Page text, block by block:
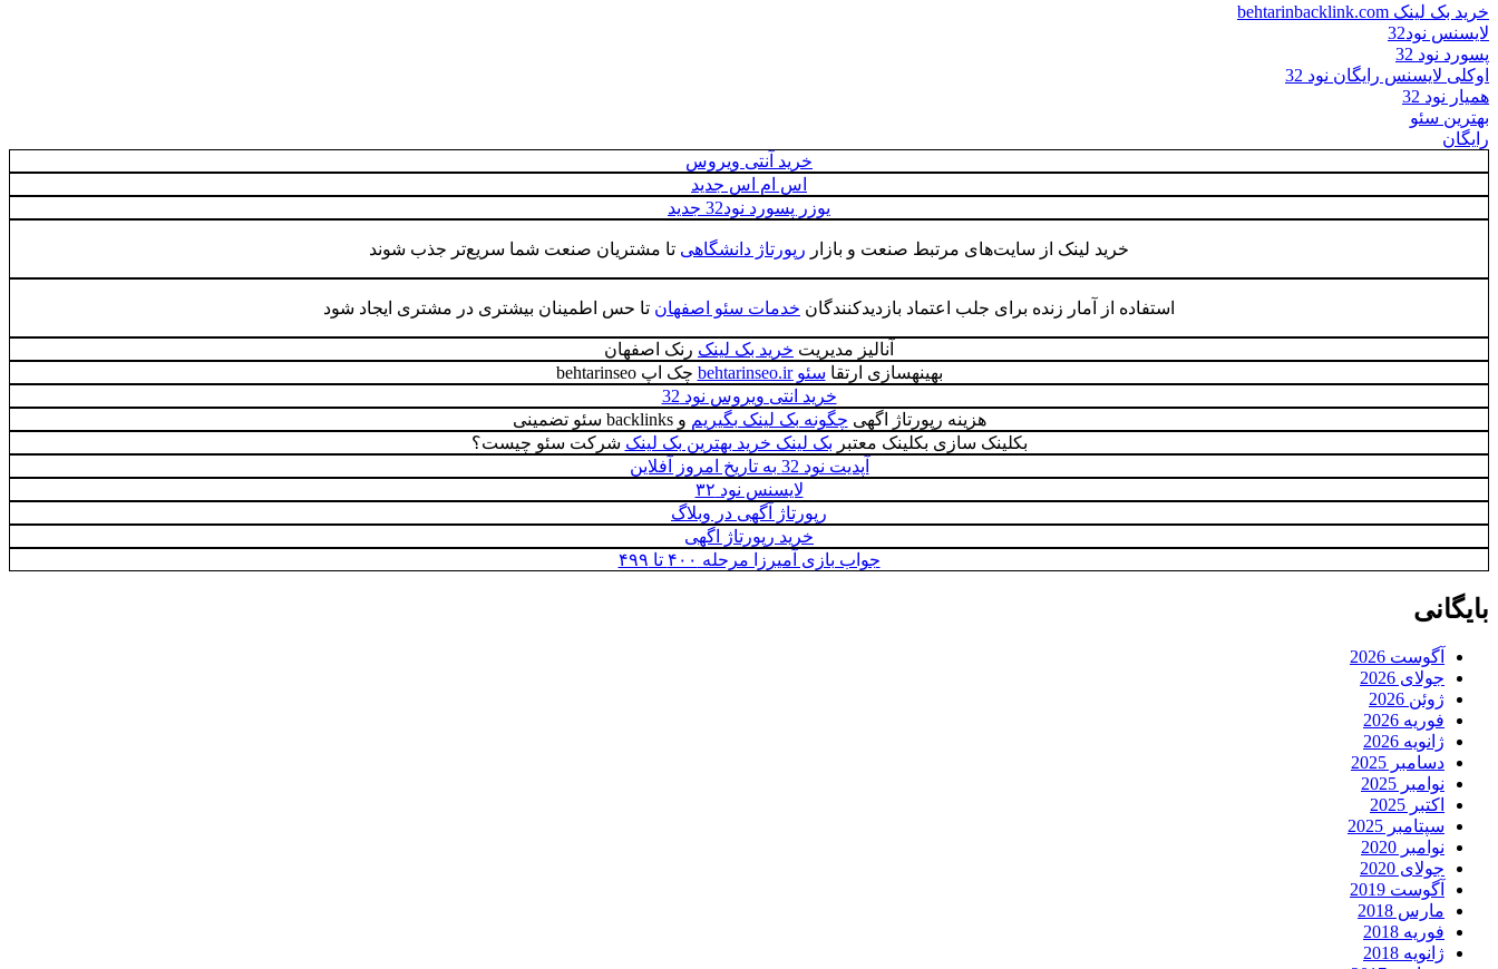
خرید بک لینک behtarinbacklink.com
لایسنس نود32
پسورد نود 32
اوکلی لایسنس رایگان نود 32
همیار نود 32
بهترین سئو
رایگان
خرید آنتی ویروس
اس ام اس جدید
یوزر پسورد نود32 جدید
خرید لینک از سایت‌های مرتبط صنعت و بازار رپورتاژ دانشگاهی تا مشتریان صنعت شما سریع‌تر جذب شوند
استفاده از آمار زنده برای جلب اعتماد بازدیدکنندگان خدمات سئو اصفهان تا حس اطمینان بیشتری در مشتری ایجاد شود
آنالیز مدیریت خرید بک لینک رنک اصفهان
بهینهسازی ارتقا سئو behtarinseo.ir
چک اپ behtarinseo
خرید انتی ویروس نود 32
هزینه رپورتاژ اگهی چگونه بک لینک بگیریم و backlinks سئو تضمینی
بکلینک سازی بکلینک معتبر بک لینک خرید بهترین بک لینک شرکت سئو چیست؟
آپدیت نود 32 به تاریخ امروز آفلاین
لایسنس نود ۳۲
رپورتاژ آگهی در وبلاگ‌
خرید رپورتاژ اگهی
جواب بازی آمیرزا مرحله ۴۰۰ تا ۴۹۹
بایگانی
آگوست 2026
جولای 2026
ژوئن 2026
فوریه 2026
ژانویه 2026
دسامبر 2025
نوامبر 2025
اکتبر 2025
سپتامبر 2025
نوامبر 2020
جولای 2020
آگوست 2019
مارس 2018
فوریه 2018
ژانویه 2018